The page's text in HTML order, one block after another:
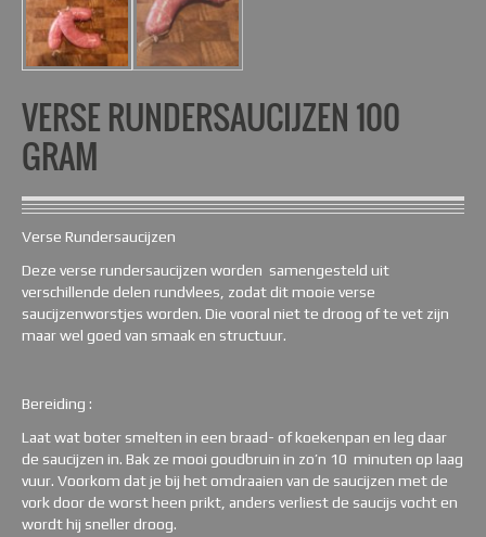
VERSE RUNDERSAUCIJZEN 100
GRAM
Verse Rundersaucijzen
Deze verse rundersaucijzen worden samengesteld uit
verschillende delen rundvlees, zodat dit mooie verse
saucijzenworstjes worden. Die vooral niet te droog of te vet zijn
maar wel goed van smaak en structuur.
Bereiding :
Laat wat boter smelten in een braad- of koekenpan en leg daar
de saucijzen in. Bak ze mooi goudbruin in zo’n 10 minuten op laag
vuur. Voorkom dat je bij het omdraaien van de saucijzen met de
vork door de worst heen prikt, anders verliest de saucijs vocht en
wordt hij sneller droog.